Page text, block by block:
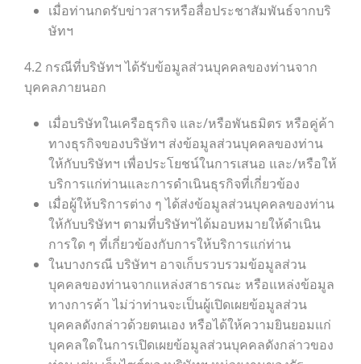
เมื่อท่านกดรับข่าวสารหรือสื่อประชาสัมพันธ์จากบริ
ษัทฯ
4.2 กรณีที่บริษัทฯ ได้รับข้อมูลส่วนบุคคลของท่านจาก
บุคคลภายนอก
เมื่อบริษัทในเครือธุรกิจ และ/หรือพันธมิตร หรือคู่ค้า
ทางธุรกิจของบริษัทฯ ส่งข้อมูลส่วนบุคคลของท่าน
ให้กับบริษัทฯ เพื่อประโยชน์ในการเสนอ และ/หรือให้
บริการแก่ท่านและการดำเนินธุรกิจที่เกี่ยวข้อง
เมื่อผู้ให้บริการต่าง ๆ ได้ส่งข้อมูลส่วนบุคคลของท่าน
ให้กับบริษัทฯ ตามที่บริษัทฯได้มอบหมายให้ดำเนิน
การใด ๆ ที่เกี่ยวข้องกับการให้บริการแก่ท่าน
ในบางกรณี บริษัทฯ อาจเก็บรวบรวมข้อมูลส่วน
บุคคลของท่านจากแหล่งสาธารณะ หรือแหล่งข้อมูล
ทางการค้า ไม่ว่าท่านจะเป็นผู้เปิดเผยข้อมูลส่วน
บุคคลดังกล่าวด้วยตนเอง หรือได้ให้ความยินยอมแก่
บุคคลใดในการเปิดเผยข้อมูลส่วนบุคคลดังกล่าวของ